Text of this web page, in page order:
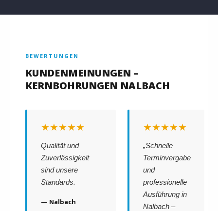
BEWERTUNGEN
KUNDENMEINUNGEN –
KERNBOHRUNGEN NALBACH
★★★★★
Qualität und
Zuverlässigkeit
sind unsere
Standards.
— Nalbach
★★★★★
„Schnelle
Terminvergabe
und
professionelle
Ausführung in
Nalbach –